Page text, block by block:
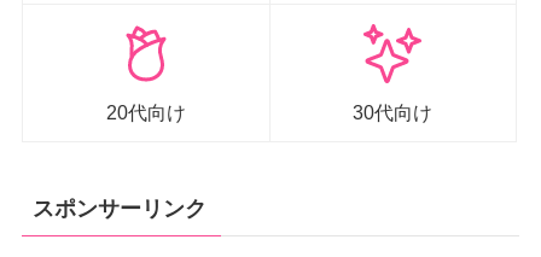
20代向け 30代向け
スポンサーリンク